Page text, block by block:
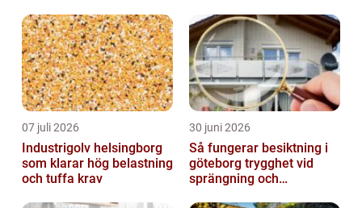
07 juli 2026
Industrigolv helsingborg
som klarar hög belastning
och tuffa krav
30 juni 2026
Så fungerar besiktning i
göteborg trygghet vid
sprängning och